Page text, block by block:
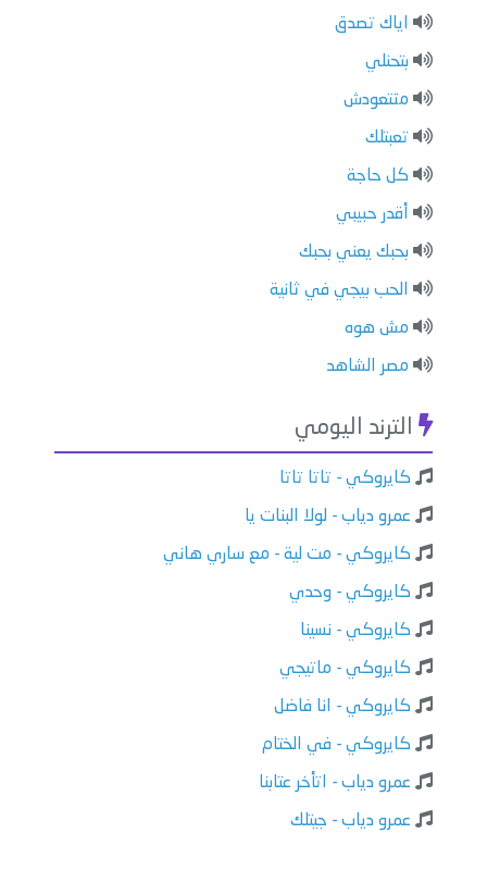
اياك تصدق
بتحنلي
متتعودش
تعبتلك
كل حاجة
أقدر حبيبي
بحبك يعني بحبك
الحب بيجي في ثانية
مش هوه
مصر الشاهد
الترند اليومي
كايروكي - تاتا تاتا
عمرو دياب - لولا البنات يا
كايروكي - مت لية - مع ساري هاني
كايروكي - وحدي
كايروكي - نسينا
كايروكي - ماتيجي
كايروكي - انا فاضل
كايروكي - في الختام
عمرو دياب - اتأخر عتابنا
عمرو دياب - جيتلك